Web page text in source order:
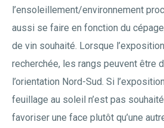
l’ensoleillement/environnement
aussi se faire en fonction du
de vin souhaité. Lorsque
recherchée, les rangs peuvent être
l’orientation Nord-Sud. Si
feuillage au soleil n’est pas
favoriser une face plutôt qu’une